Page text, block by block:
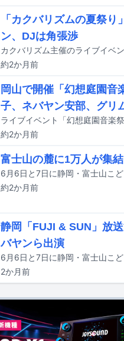
「カクバリズムの夏祭
ン、DJは角張渉
約2か月前
岡山で開催「幻想庭園音
子、ネバヤン安部、グリ
約2か月前
富士山の麓に1万人が集
6月6日と7日に静岡・富士山こ
約2か月前
静岡「FUJI & SUN」放
バヤンら出演
2か月前